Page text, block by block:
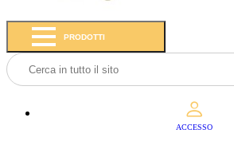
PRODOTTI
ACCESSO